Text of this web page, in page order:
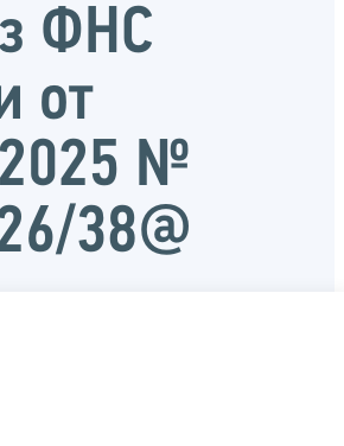
ФНС
от
№
38@